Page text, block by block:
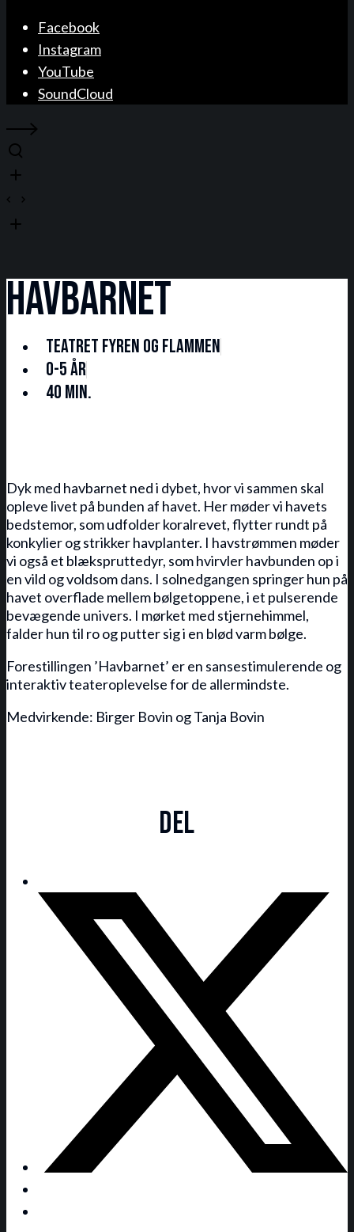
Facebook
Instagram
YouTube
SoundCloud
Havbarnet
Teatret Fyren og Flammen
0-5 år
40 min.
Dyk med havbarnet ned i dybet, hvor vi sammen skal
opleve livet på bunden af havet. Her møder vi havets
bedstemor, som udfolder koralrevet, flytter rundt på
konkylier og strikker havplanter. I havstrømmen møder
vi også et blækspruttedyr, som hvirvler havbunden op i
en vild og voldsom dans. I solnedgangen springer hun på
havet overflade mellem bølgetoppene, i et pulserende
bevægende univers. I mørket med stjernehimmel,
falder hun til ro og putter sig i en blød varm bølge.
Forestillingen ’Havbarnet’ er en sansestimulerende og
interaktiv teateroplevelse for de allermindste.
Medvirkende: Birger Bovin og Tanja Bovin
Del